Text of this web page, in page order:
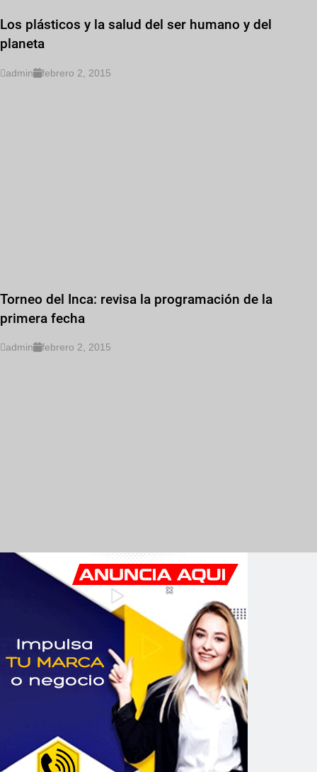
Los plásticos y la salud del ser humano y del
planeta
admin febrero 2, 2015
Torneo del Inca: revisa la programación de la
primera fecha
admin febrero 2, 2015